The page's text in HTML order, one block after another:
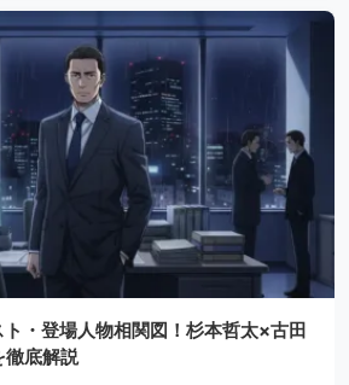
ト・登場人物相関図！杉本哲太×古田
徹底解説